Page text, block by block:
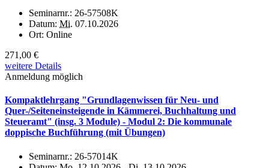
Seminarnr.: 26-57508K
Datum: Mi. 07.10.2026
Ort: Online
271,00 €
weitere Details
Anmeldung möglich
Kompaktlehrgang "Grundlagenwissen für Neu- und
Quer-/Seiteneinsteigende in Kämmerei, Buchhaltung und
Steueramt" (insg. 3 Module) - Modul 2: Die kommunale
doppische Buchführung (mit Übungen)
Seminarnr.: 26-57014K